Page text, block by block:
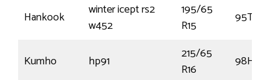
Hankook
winter icept rs2
w452
195/65
R15
95T
Kumho hp91
215/65
R16
98H